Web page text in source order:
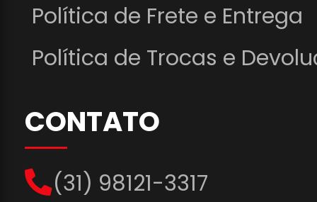
Política de Frete e Entrega
Política de Trocas e
CONTATO
(31) 98121-3317